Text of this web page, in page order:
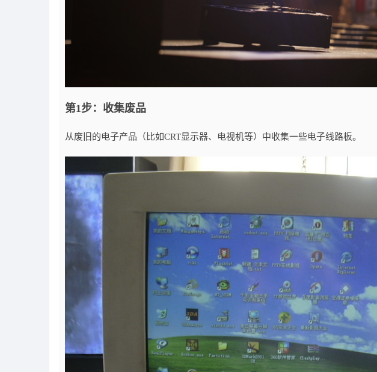
第1步：收集废品
从废旧的电子产品（比如CRT显示器、电视机等）中收集一些电子线路板。